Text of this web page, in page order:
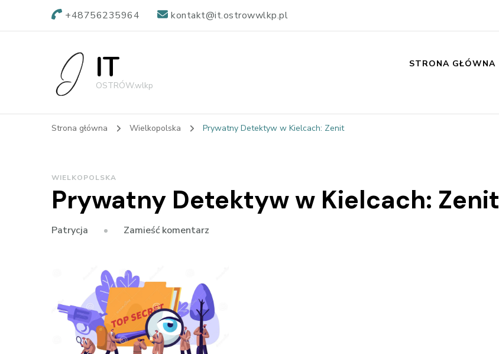
+48756235964 kontakt@it.ostrowwlkp.pl
IT
OSTRÓW.wlkp
STRONA GŁÓWNA
Strona główna Wielkopolska Prywatny Detektyw w Kielcach: Zenit
WIELKOPOLSKA
Prywatny Detektyw w Kielcach: Zenit
Patrycja Zamieść komentarz
w
Kielcach:
Zenit